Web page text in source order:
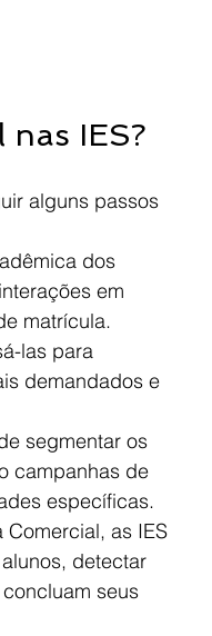
IES?
alguns passos
dos
em
matrícula.
las para
demandados e
segmentar os
campanhas de
específicas.
as IES
detectar
seus